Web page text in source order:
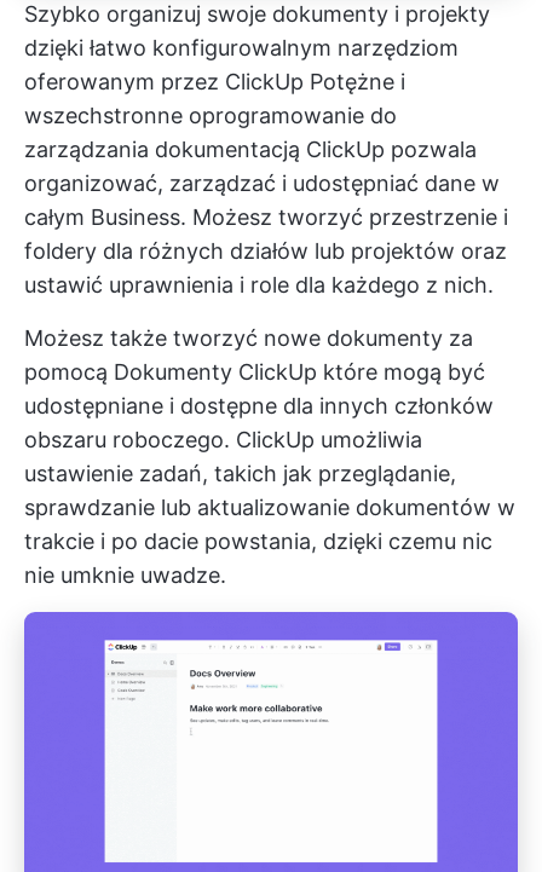
Szybko organizuj swoje dokumenty i projekty
dzięki łatwo konfigurowalnym narzędziom
oferowanym przez ClickUp Potężne i
wszechstronne oprogramowanie do
zarządzania dokumentacją ClickUp pozwala
organizować, zarządzać i udostępniać dane w
całym Business. Możesz tworzyć przestrzenie i
foldery dla różnych działów lub projektów oraz
ustawić uprawnienia i role dla każdego z nich.
Możesz także tworzyć nowe dokumenty za
pomocą Dokumenty ClickUp które mogą być
udostępniane i dostępne dla innych członków
obszaru roboczego. ClickUp umożliwia
ustawienie zadań, takich jak przeglądanie,
sprawdzanie lub aktualizowanie dokumentów w
trakcie i po dacie powstania, dzięki czemu nic
nie umknie uwadze.